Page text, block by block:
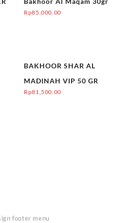
Rp85,000.00
BAKHOOR SHAR AL
MADINAH VIP 50 GR
Rp81,500.00
footer menu